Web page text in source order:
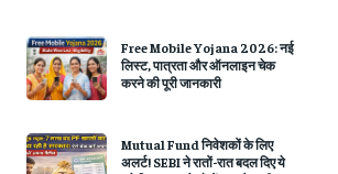
Free Mobile Yojana 2026: नई
लिस्ट, पात्रता और ऑनलाइन चेक
करने की पूरी जानकारी
Mutual Fund निवेशकों के लिए
अलर्ट! SEBI ने रातों-रात बदल दिए ये